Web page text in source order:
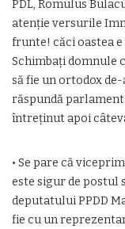
PDL, Romulus
atenţie versurile
frunte! căci oastea e
Schimbaţi domnule
să fie un ortodox
răspundă
întreţinut apoi
• Se pare că
este sigur de postul
deputatului PPDD
fie cu un